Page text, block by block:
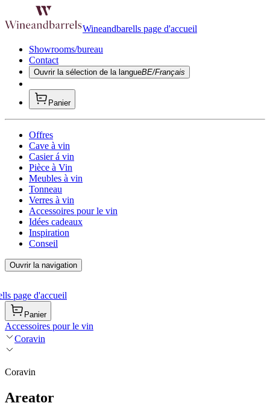
Wineandbarells page d'accueil
Showrooms/bureau
Contact
Ouvrir la sélection de la langueBE/Français
Panier
Offres
Cave à vin
Casier á vin
Pièce à Vin
Meubles à vin
Tonneau
Verres à vin
Accessoires pour le vin
Idées cadeaux
Inspiration
Conseil
Ouvrir la navigation
page d'accueil
Panier
Accessoires pour le vin
Coravin
Coravin
Areator